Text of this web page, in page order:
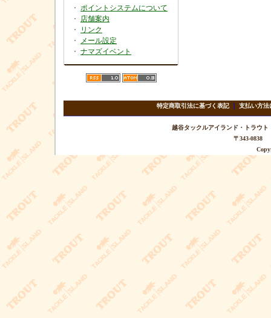
・ ポイントシステムについて
・ 店舗案内
・
リンク
・
メール設定
・ ナマズイベント
特定商取引法に基づく表記｜ 支払い方法
越谷タックルアイランド・トラ
〒343-0838